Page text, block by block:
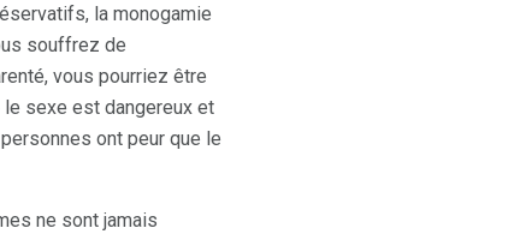
la monogamie
souffrez de
vous pourriez être
sexe est dangereux et
ont peur que le
ne sont jamais